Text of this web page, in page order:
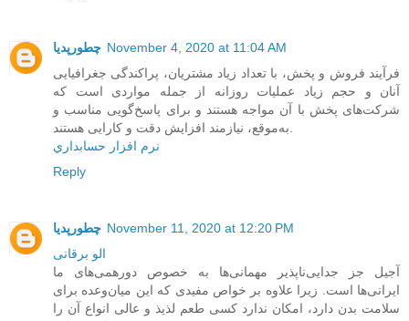
چطورپدیا November 4, 2020 at 11:04 AM
فرآیند فروش و پخش، با تعداد زیاد مشتریان، پراکندگی جغرافیایی
آنان و حجم زیاد عملیات روزانه‌ از جمله مواردی است که
شرکت‌های پخش با آن مواجه هستند و برای پاسخ‌گویی مناسب و
نرم افزار حسابداري
Reply
چطورپدیا November 11, 2020 at 12:20 PM
الو برقانی
آجیل جز جدایی‌ناپذیر مهمانی‌ها به‌ خصوص دورهمی‌های ما
ایرانی‌ها است. زیرا علاوه بر خواص مفیدی که این میان‌وعده برای
سلامت بدن دارد، امکان ندارد کسی طعم لذیذ و عالی انواع آن را